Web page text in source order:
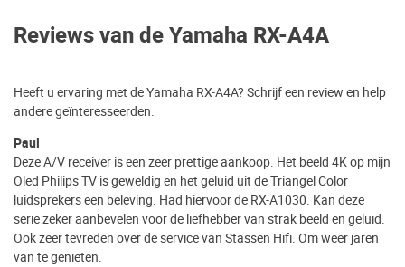
Reviews van de Yamaha RX-A4A
Heeft u ervaring met de Yamaha RX-A4A? Schrijf een review en help
andere geïnteresseerden.
Paul
Deze A/V receiver is een zeer prettige aankoop. Het beeld 4K op mijn
Oled Philips TV is geweldig en het geluid uit de Triangel Color
luidsprekers een beleving. Had hiervoor de RX-A1030. Kan deze
serie zeker aanbevelen voor de liefhebber van strak beeld en geluid.
Ook zeer tevreden over de service van Stassen Hifi. Om weer jaren
van te genieten.